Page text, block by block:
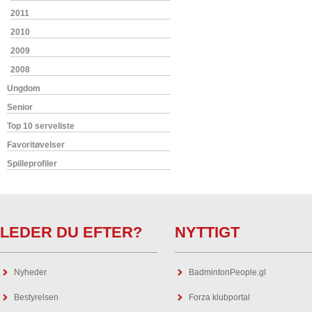
2011
2010
2009
2008
Ungdom
Senior
Top 10 serveliste
Favoritøvelser
Spilleprofiler
LEDER DU EFTER?
Nyheder
Bestyrelsen
NYTTIGT
BadmintonPeople.gl
Forza klubportal